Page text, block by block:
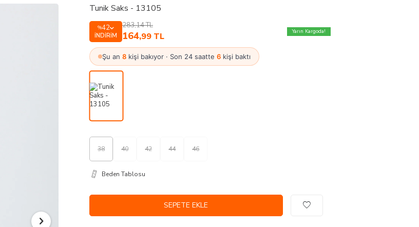
Tunik Saks - 13105
%42
İNDIRIM
283,14TL
164,99 TL Yarın Kargoda!
Şu an 8 kişi bakıyor · Son 24 saatte 6 kişi baktı
38 40 42 44 46
Beden Tablosu
SEPETE EKLE